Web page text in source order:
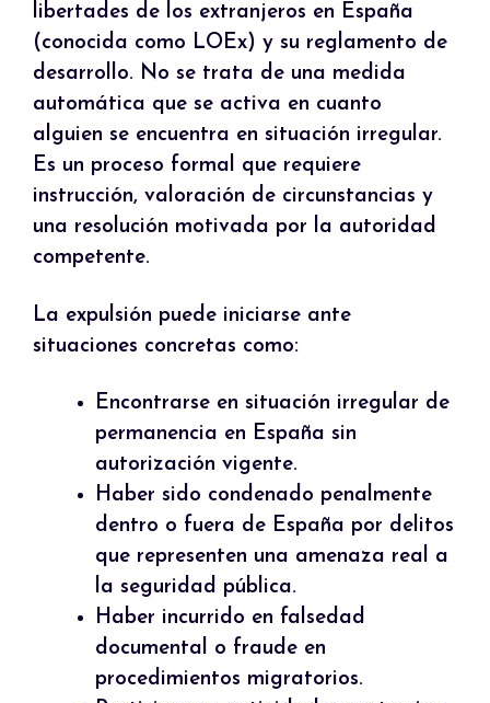
libertades de los extranjeros en España
(conocida como LOEx) y su reglamento de
desarrollo. No se trata de una medida
automática que se activa en cuanto
alguien se encuentra en situación irregular.
Es un proceso formal que requiere
instrucción, valoración de circunstancias y
una resolución motivada por la autoridad
competente.
La expulsión puede iniciarse ante
situaciones concretas como:
Encontrarse en situación irregular de
permanencia en España sin
autorización vigente.
Haber sido condenado penalmente
dentro o fuera de España por delitos
que representen una amenaza real a
la seguridad pública.
Haber incurrido en falsedad
documental o fraude en
procedimientos migratorios.